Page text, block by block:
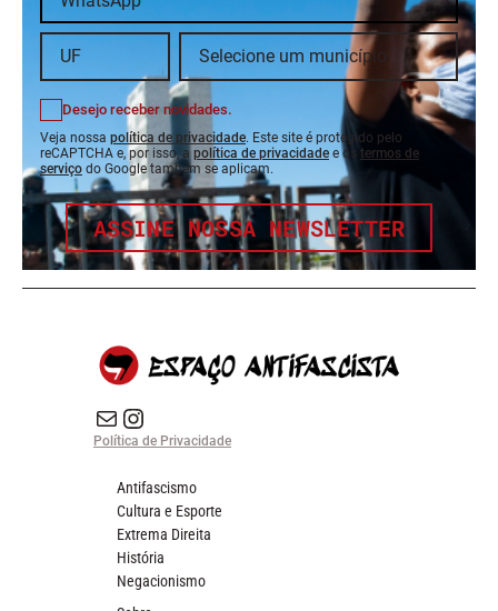
Desejo receber novidades.
Veja nossa política de privacidade. Este site é protegido pelo
reCAPTCHA e, por isso, a política de privacidade e os termos de
serviço do Google também se aplicam.
ASSINE NOSSA NEWSLETTER
E-mail Instagram do Espaço Antifascista
Política de Privacidade
Antifascismo
Cultura e Esporte
Extrema Direita
História
Negacionismo